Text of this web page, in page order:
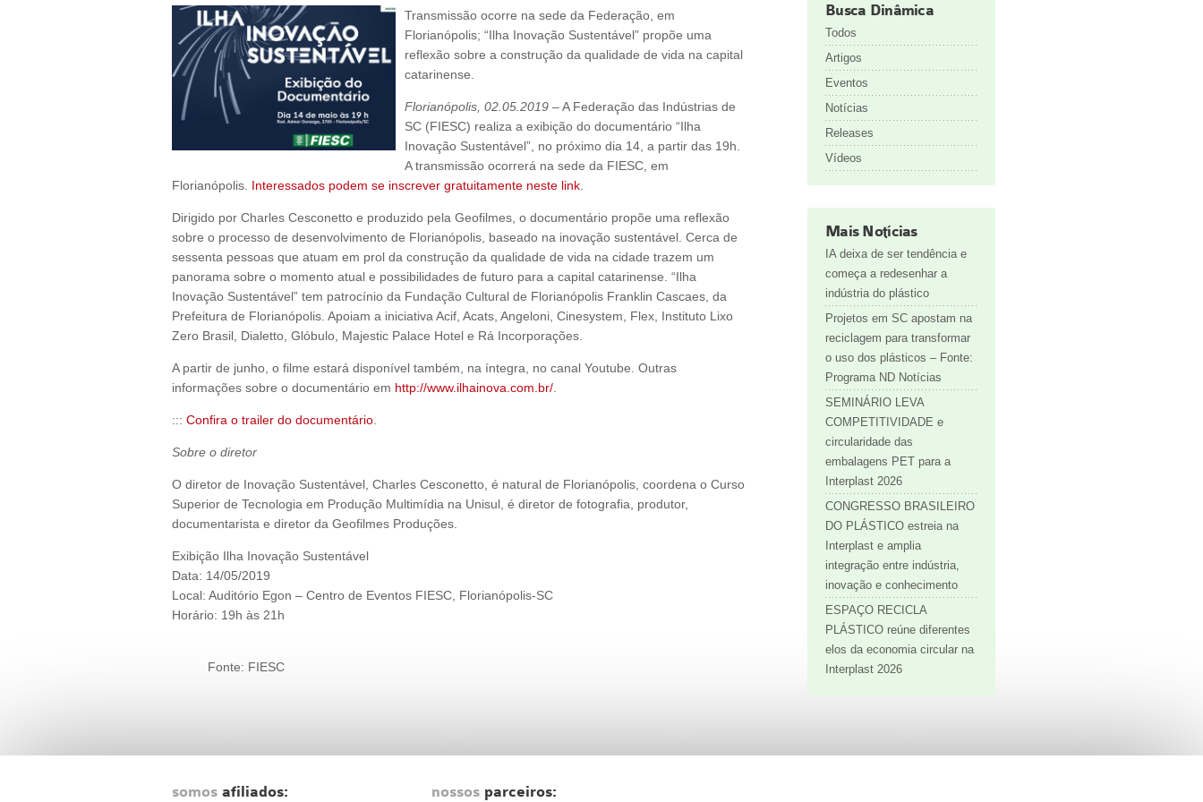
Transmissão ocorre na sede da Federação, em
Florianópolis; “Ilha Inovação Sustentável” propõe uma
reflexão sobre a construção da qualidade de vida na capital
catarinense.
Florianópolis, 02.05.2019 – A Federação das Indústrias de
SC (FIESC) realiza a exibição do documentário “Ilha
Inovação Sustentável”, no próximo dia 14, a partir das 19h.
A transmissão ocorrerá na sede da FIESC, em
Florianópolis. Interessados podem se inscrever gratuitamente neste link
Dirigido por Charles Cesconetto e produzido pela Geofilmes, o documentário propõe uma reflexão
sobre o processo de desenvolvimento de Florianópolis, baseado na inovação sustentável. Cerca de
sessenta pessoas que atuam em prol da construção da qualidade de vida na cidade trazem um
panorama sobre o momento atual e possibilidades de futuro para a capital catarinense. “Ilha
Inovação Sustentável” tem patrocínio da Fundação Cultural de Florianópolis Franklin Cascaes, da
Prefeitura de Florianópolis. Apoiam a iniciativa Acif, Acats, Angeloni, Cinesystem, Flex, Instituto Lixo
Zero Brasil, Dialetto, Glóbulo, Majestic Palace Hotel e Rá Incorporações.
A partir de junho, o filme estará disponível também, na íntegra, no canal Youtube. Outras
informações sobre o documentário em http://www.ilhainova.com.br/
::: Confira o trailer do documentário
Sobre o diretor
O diretor de Inovação Sustentável, Charles Cesconetto, é natural de Florianópolis, coordena o Curso
Superior de Tecnologia em Produção Multimídia na Unisul, é diretor de fotografia, produtor,
documentarista e diretor da Geofilmes Produções.
Exibição Ilha Inovação Sustentável
Data: 14/05/2019
Local: Auditório Egon – Centro de Eventos FIESC, Florianópolis-SC
Horário: 19h às 21h
Fonte: FIESC
Busca Dinâmica
Todos
Artigos
Eventos
Notícias
Releases
Vídeos
Mais Notícias
IA deixa de ser tendência e
começa a redesenhar a
indústria do plástico
Projetos em SC apostam na
reciclagem para transformar
o uso dos plásticos – Fonte:
Programa ND Notícias
SEMINÁRIO LEVA
COMPETITIVIDADE e
circularidade das
embalagens PET para a
Interplast 2026
CONGRESSO BRASILEIRO
DO PLÁSTICO estreia na
Interplast e amplia
integração entre indústria,
inovação e conhecimento
ESPAÇO RECICLA
PLÁSTICO reúne diferentes
elos da economia circular na
Interplast 2026
somos afiliados: nossos parceiros: